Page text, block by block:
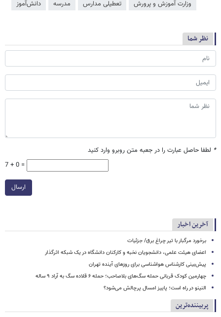
وزارت آموزش و پرورش تعطیلی مدارس مدرسه دانش‌آموز
نظر شما
* لطفا حاصل عبارت را در جعبه متن روبرو وارد کنید
7 + 0 =
ارسال
آخرین اخبار
برخورد مرگبار با تیر چراغ برق/ جزئیات
اعضای هیئت علمی، دانشجویان نخبه و کارکنان دانشگاه در یک شبکه‌ اثرگذار
پیش‌بینی کارشناس هواشناسی برای روزهای آینده تهران
چهارمین کودک قربانی حمله سگ‌های بلاصاحب؛ حمله ۶ قلاده سگ به آراد ۹ ساله
النینو در راه است؛ پاییز امسال پرچالش می‌شود؟
پربیننده‌ترین